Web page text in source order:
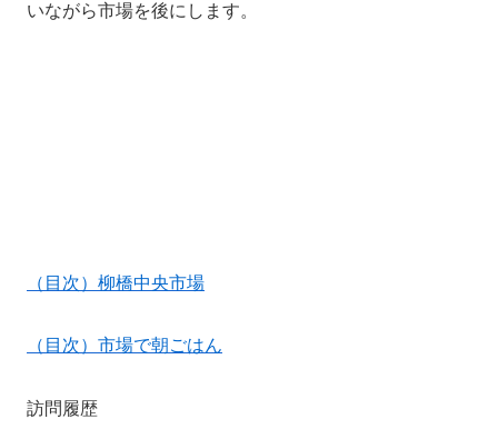
いながら市場を後にします。
（目次）柳橋中央市場
（目次）市場で朝ごはん
訪問履歴